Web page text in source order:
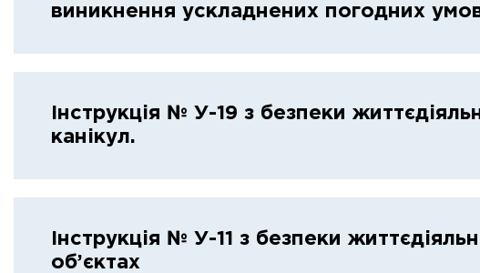
виникнення ускладнених погодних
Інструкція № У-19 з безпеки
канікул.
Інструкція № У-11 з безпеки
об’єктах